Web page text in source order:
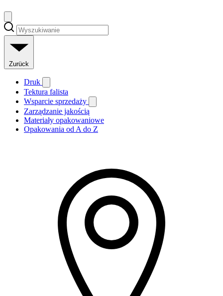
Zurück
Druk
Tektura falista
Wsparcie sprzedaży
Zarządzanie jakością
Materiały opakowaniowe
Opakowania od A do Z